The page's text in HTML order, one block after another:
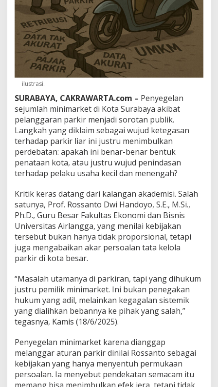
r
a
t
a
u
M
e
i
d
a
U
s
a
h
a
?
ilustrasi.
SURABAYA, CAKRAWARTA.com – Penyegelan
sejumlah minimarket di Kota Surabaya akibat
pelanggaran parkir menjadi sorotan publik.
Langkah yang diklaim sebagai wujud ketegasan
terhadap parkir liar ini justru menimbulkan
perdebatan: apakah ini benar-benar bentuk
penataan kota, atau justru wujud penindasan
terhadap pelaku usaha kecil dan menengah?
Kritik keras datang dari kalangan akademisi. Salah
satunya, Prof. Rossanto Dwi Handoyo, S.E., M.Si.,
Ph.D., Guru Besar Fakultas Ekonomi dan Bisnis
Universitas Airlangga, yang menilai kebijakan
tersebut bukan hanya tidak proporsional, tetapi
juga mengabaikan akar persoalan tata kelola
parkir di kota besar.
“Masalah utamanya di parkiran, tapi yang dihukum
justru pemilik minimarket. Ini bukan penegakan
hukum yang adil, melainkan kegagalan sistemik
yang dialihkan bebannya ke pihak yang salah,”
tegasnya, Kamis (18/6/2025).
Penyegelan minimarket karena dianggap
melanggar aturan parkir dinilai Rossanto sebagai
kebijakan yang hanya menyentuh permukaan
persoalan. Ia menyebut pendekatan semacam itu
memang bisa menimbulkan efek jera, tetapi tidak